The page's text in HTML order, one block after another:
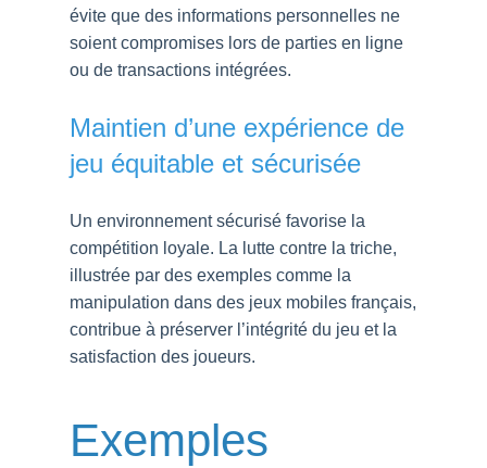
évite que des informations personnelles ne
soient compromises lors de parties en ligne
ou de transactions intégrées.
Maintien d’une expérience de
jeu équitable et sécurisée
Un environnement sécurisé favorise la
compétition loyale. La lutte contre la triche,
illustrée par des exemples comme la
manipulation dans des jeux mobiles français,
contribue à préserver l’intégrité du jeu et la
satisfaction des joueurs.
Exemples